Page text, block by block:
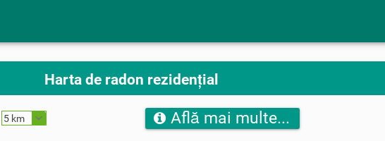
Harta de radon rezidențial
5 km Află mai multe...